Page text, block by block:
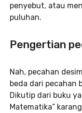
penyebut, atau
puluhan.
Pengertian
Nah, pecahan
beda dari pecahan
Dikutip dari buku
Matematika”